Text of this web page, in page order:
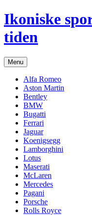
Hop
til
indhold
Ikoniske
tiden
Menu
Alfa Romeo
Aston Martin
Bentley
BMW
Bugatti
Ferrari
Jaguar
Koenigsegg
Lamborghini
Lotus
Maserati
McLaren
Mercedes
Pagani
Porsche
Rolls Royce